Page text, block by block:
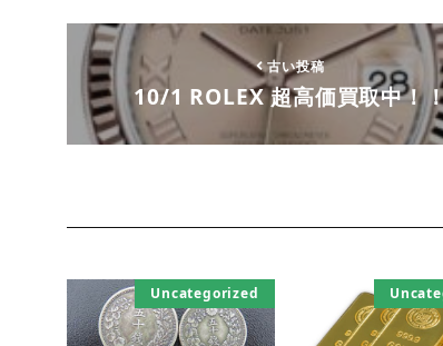
古い投稿
10/1 ROLEX 超高価買取中！
Uncategorized